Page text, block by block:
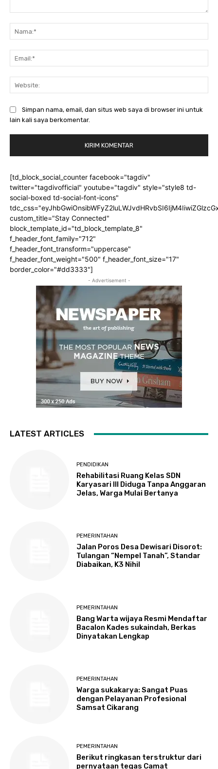
Simpan nama, email, dan situs web saya di browser ini untuk
lain kali saya berkomentar.
[td_block_social_counter facebook="tagdiv"
twitter="tagdivofficial" youtube="tagdiv" style="style8 td-
social-boxed td-social-font-icons"
custom_title="Stay Connected"
block_template_id="td_block_template_8"
f_header_font_family="712"
f_header_font_transform="uppercase"
f_header_font_weight="500" f_header_font_size="17"
border_color="#dd3333"]
- Advertisement -
LATEST ARTICLES
PENDIDIKAN
Rehabilitasi Ruang Kelas SDN
Karyasari III Diduga Tanpa Anggaran
Jelas, Warga Mulai Bertanya
PEMERINTAHAN
Jalan Poros Desa Dewisari Disorot:
Tulangan “Nempel Tanah”, Standar
Diabaikan, K3 Nihil
PEMERINTAHAN
Bang Warta wijaya Resmi Mendaftar
Bacalon Kades sukaindah, Berkas
Dinyatakan Lengkap
PEMERINTAHAN
Warga sukakarya: Sangat Puas
dengan Pelayanan Profesional
Samsat Cikarang
PEMERINTAHAN
Berikut ringkasan terstruktur dari
pernyataan tegas Camat